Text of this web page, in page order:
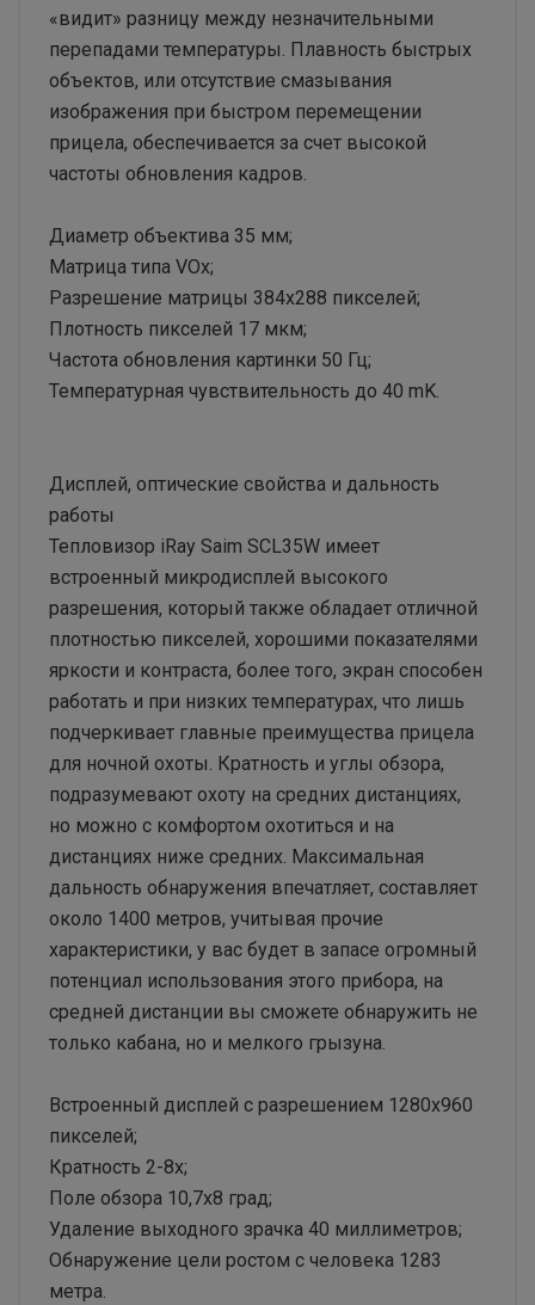
«видит» разницу между незначительными
перепадами температуры. Плавность быстрых
объектов, или отсутствие смазывания
изображения при быстром перемещении
прицела, обеспечивается за счет высокой
частоты обновления кадров.
Диаметр объектива 35 мм;
Матрица типа VOx;
Разрешение матрицы 384х288 пикселей;
Плотность пикселей 17 мкм;
Частота обновления картинки 50 Гц;
Температурная чувствительность до 40 mK.
Дисплей, оптические свойства и дальность
работы
Тепловизор iRay Saim SCL35W имеет
встроенный микродисплей высокого
разрешения, который также обладает отличной
плотностью пикселей, хорошими показателями
яркости и контраста, более того, экран способен
работать и при низких температурах, что лишь
подчеркивает главные преимущества прицела
для ночной охоты. Кратность и углы обзора,
подразумевают охоту на средних дистанциях,
но можно с комфортом охотиться и на
дистанциях ниже средних. Максимальная
дальность обнаружения впечатляет, составляет
около 1400 метров, учитывая прочие
характеристики, у вас будет в запасе огромный
потенциал использования этого прибора, на
средней дистанции вы сможете обнаружить не
только кабана, но и мелкого грызуна.
Встроенный дисплей с разрешением 1280х960
пикселей;
Кратность 2-8х;
Поле обзора 10,7х8 град;
Удаление выходного зрачка 40 миллиметров;
Обнаружение цели ростом с человека 1283
метра.